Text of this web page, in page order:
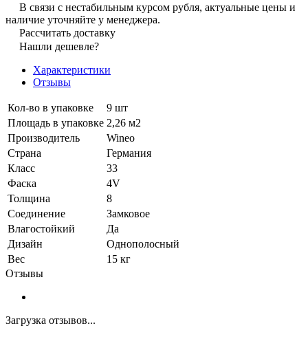
В связи с нестабильным курсом рубля, актуальные цены и
наличие уточняйте у менеджера.
Рассчитать доставку
Нашли дешевле?
Характеристики
Отзывы
Кол-во в упаковке
9 шт
Площадь в упаковке 2,26 м2
Производитель
Wineo
Страна
Германия
Класс
33
Фаска
4V
Толщина
8
Соединение
Замковое
Влагостойкий
Да
Дизайн
Однополосный
Вес
15 кг
Отзывы
Загрузка отзывов...